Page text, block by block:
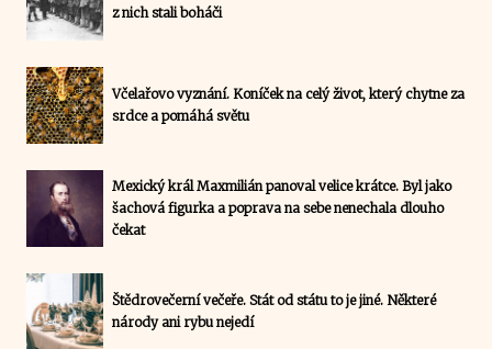
z nich stali boháči
Včelařovo vyznání. Koníček na celý život, který chytne za
srdce a pomáhá světu
Mexický král Maxmilián panoval velice krátce. Byl jako
šachová figurka a poprava na sebe nenechala dlouho
čekat
Štědrovečerní večeře. Stát od státu to je jiné. Některé
národy ani rybu nejedí